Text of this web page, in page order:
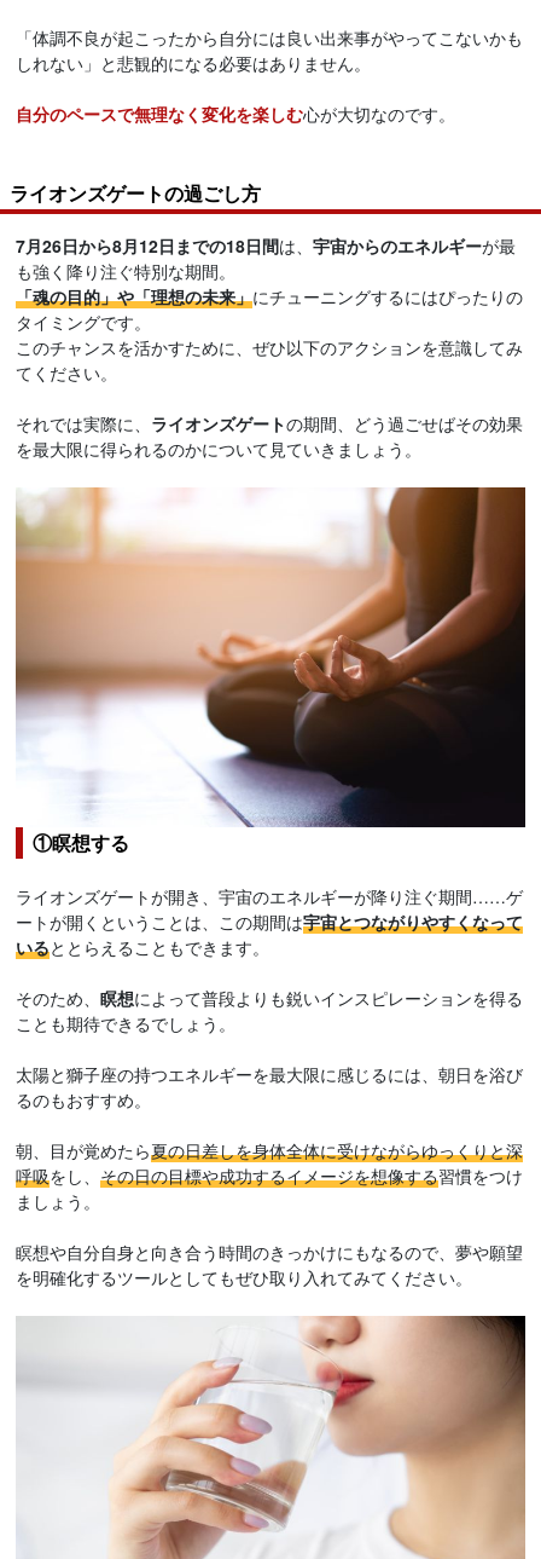
「体調不良が起こったから自分には良い出来事がやってこないかも
しれない」と悲観的になる必要はありません。
自分のペースで無理なく変化を楽しむ心が大切なのです。
ライオンズゲートの過ごし方
7月26日から8月12日までの18日間は、宇宙からのエネルギーが最
も強く降り注ぐ特別な期間。
「魂の目的」や「理想の未来」にチューニングするにはぴったりの
タイミングです。
このチャンスを活かすために、ぜひ以下のアクションを意識してみ
てください。
それでは実際に、 ライオンズゲートの期間、どう過ごせばその効果
を最大限に得られるのかについて見ていきましょう。
①瞑想する
ライオンズゲートが開き、宇宙のエネルギーが降り注ぐ期間……ゲ
ートが開くということは、この期間は宇宙とつながりやすくなって
いるととらえることもできます。
そのため、瞑想によって普段よりも鋭いインスピレーションを得る
ことも期待できるでしょう。
太陽と獅子座の持つエネルギーを最大限に感じるには、朝日を浴び
るのもおすすめ。
朝、目が覚めたら夏の日差しを身体全体に受けながらゆっくりと深
呼吸をし、その日の目標や成功するイメージを想像する習慣をつけ
ましょう。
瞑想や自分自身と向き合う時間のきっかけにもなるので、夢や願望
を明確化するツールとしてもぜひ取り入れてみてください。